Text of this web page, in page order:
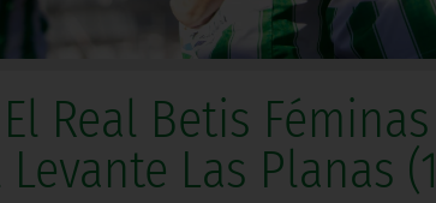
El Real Betis
Las Planas